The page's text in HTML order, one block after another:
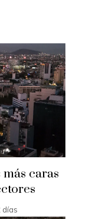
caras
días